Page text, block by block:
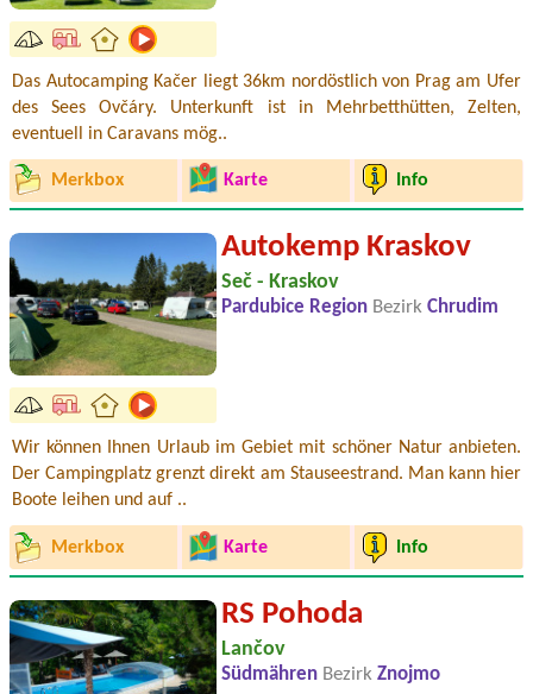
Das Autocamping Kačer liegt 36km nordöstlich von Prag am Ufer
des Sees Ovčáry. Unterkunft ist in Mehrbetthütten, Zelten,
eventuell in Caravans mög..
Merkbox Karte Info
Autokemp Kraskov
Seč - Kraskov
Pardubice Region Bezirk Chrudim
Wir können Ihnen Urlaub im Gebiet mit schöner Natur anbieten.
Der Campingplatz grenzt direkt am Stauseestrand. Man kann hier
Boote leihen und auf ..
Merkbox Karte Info
RS Pohoda
Lančov
Südmähren Bezirk Znojmo